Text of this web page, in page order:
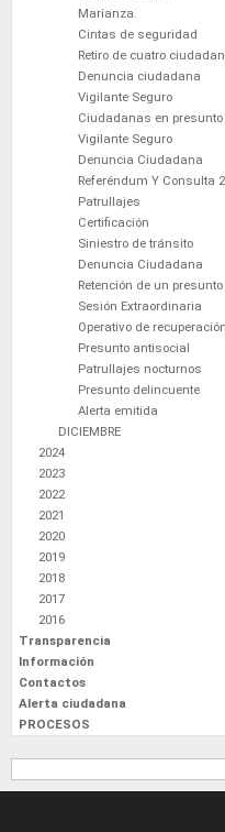
Marianza.
Cintas de seguridad
Retiro de cuatro
Denuncia ciudadana
Vigilante Seguro
Ciudadanas en
Vigilante Seguro
Denuncia Ciudadana
Referéndum Y Consulta
Patrullajes
Certificación
Siniestro de tránsito
Denuncia Ciudadana
Retención de un
Sesión Extraordinaria
Operativo de recuperación
Presunto antisocial
Patrullajes nocturnos
Presunto delincuente
Alerta emitida
DICIEMBRE
2024
2023
2022
2021
2020
2019
2018
2017
2016
Transparencia
Información
Contactos
Alerta ciudadana
PROCESOS